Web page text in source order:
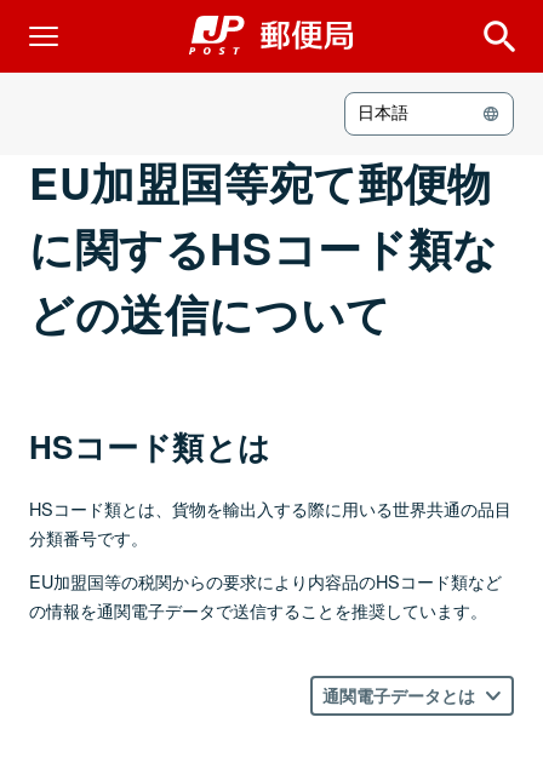
日本語
EU加盟国等宛て郵便物
に関するHSコード類な
どの送信について
HSコード類とは
HSコード類とは、貨物を輸出入する際に用いる世界共通の品目
分類番号です。
EU加盟国等の税関からの要求により内容品のHSコード類など
の情報を通関電子データで送信することを推奨しています。
通関電子データとは